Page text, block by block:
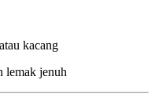
kacang
lemak jenuh